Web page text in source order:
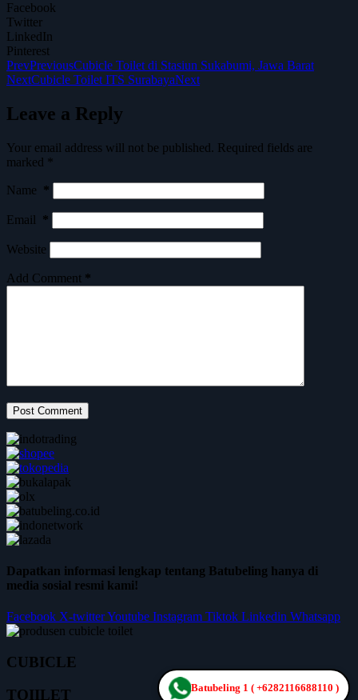
Facebook
Twitter
LinkedIn
Pinterest
PrevPreviousCubicle Toilet di Stasiun Sukabumi, Jawa Barat
NextCubicle Toilet ITS SurabayaNext
Leave a Reply
Your email address will not be published. Required fields are
marked *
Name *
Email *
Website
Add Comment *
Post Comment
Dapatkan informasi lengkap tentang Batubeling hanya di
media sosial resmi kami!
Facebook X-twitterYoutube Instagram Tiktok Linkedin Whatsapp
CUBICLE
TOIILET
Batubeling 1 ( +6282116688110 )